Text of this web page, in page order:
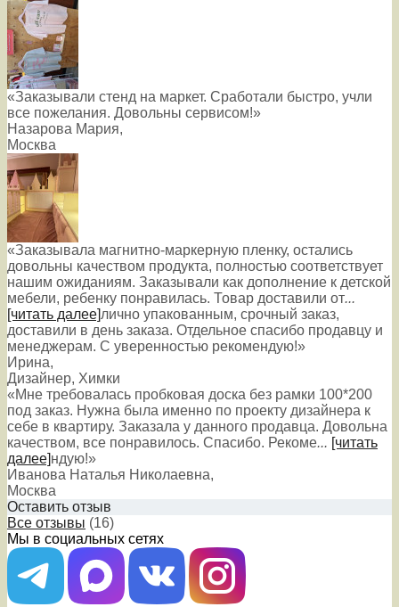
«Заказывали стенд на маркет. Сработали быстро, учли
все пожелания. Довольны сервисом!»
Назарова Мария,
Москва
«Заказывала магнитно-маркерную пленку, остались
довольны качеством продукта, полностью соответствует
нашим ожиданиям. Заказывали как дополнение к детской
мебели, ребенку понравилась. Товар доставили от...
[читать далее]лично упакованным, срочный заказ,
доставили в день заказа. Отдельное спасибо продавцу и
менеджерам. С уверенностью рекомендую!»
Ирина,
Дизайнер, Химки
«Мне требовалась пробковая доска без рамки 100*200
под заказ. Нужна была именно по проекту дизайнера к
себе в квартиру. Заказала у данного продавца. Довольна
качеством, все понравилось. Спасибо. Рекоме... [читать
далее]ндую!»
Иванова Наталья Николаевна,
Москва
Оставить отзыв
Все отзывы (16)
Мы в социальных сетях